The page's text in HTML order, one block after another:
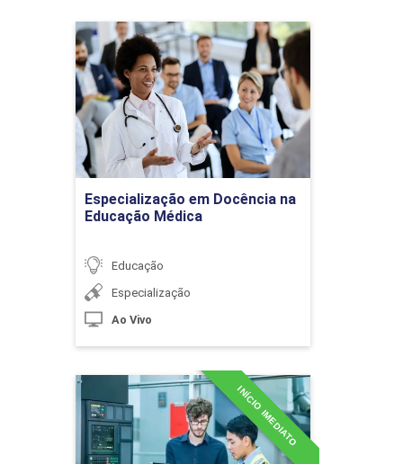
currículo geral
Recursos pedagógicos: a
influência do lúdico na
com necessidades
especiais
Especialização em Docência na
Educação Médica
Educação
Especialização
Ao Vivo
Especialização em
Docência na Educação
Médica
Detalhes do curso
INÍCIO IMEDIATO
Especialização em
Docência na Educação
Profissional e Tecnológica